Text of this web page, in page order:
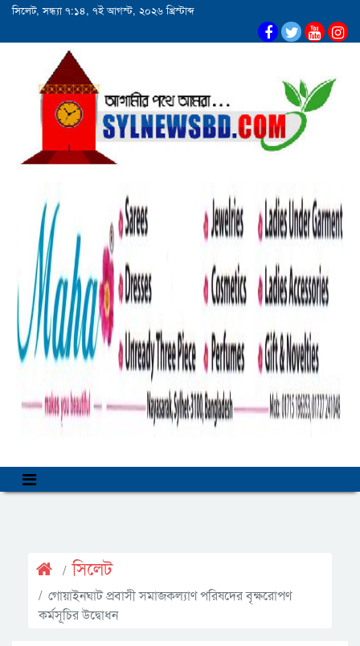
সিলেট, সন্ধ্যা ৭:১৪, ৭ই আগস্ট, ২০২৬ খ্রিস্টাব্দ
সিলেট
গোয়াইনঘাট প্রবাসী সমাজকল্যাণ পরিষদের বৃক্ষরোপণ
কর্মসূচির উদ্বোধন